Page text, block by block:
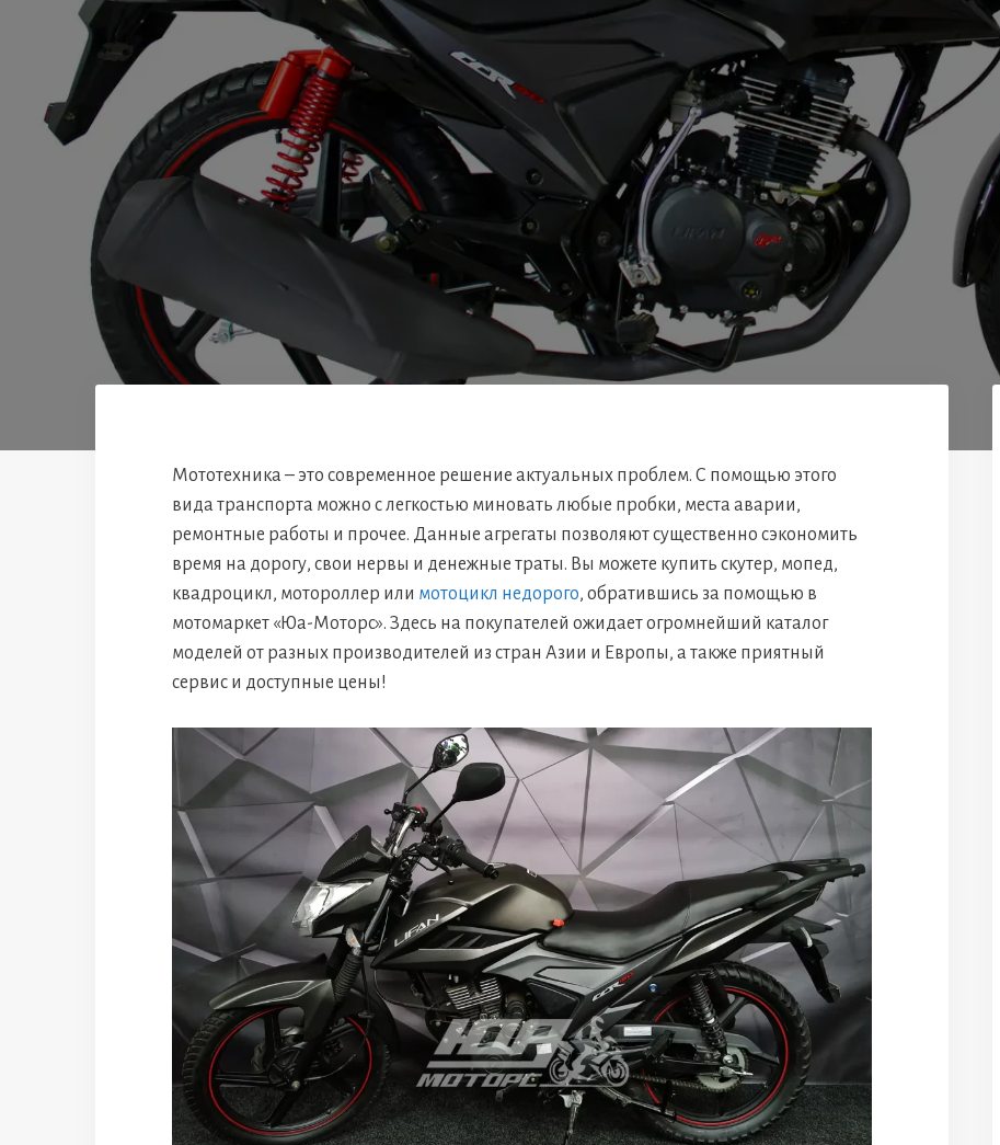
Мототехника – это современное решение актуальных проблем. С помощью этого
вида транспорта можно с легкостью миновать любые пробки, места аварии,
ремонтные работы и прочее. Данные агрегаты позволяют существенно сэкономить
время на дорогу, свои нервы и денежные траты. Вы можете купить скутер, мопед,
квадроцикл, мотороллер или мотоцикл недорого, обратившись за помощью в
мотомаркет «Юа-Моторс». Здесь на покупателей ожидает огромнейший каталог
моделей от разных производителей из стран Азии и Европы, а также приятный
сервис и доступные цены!